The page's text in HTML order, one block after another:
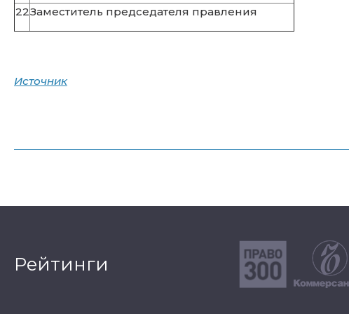
22Заместитель председателя правления
Источник
Рейтинги